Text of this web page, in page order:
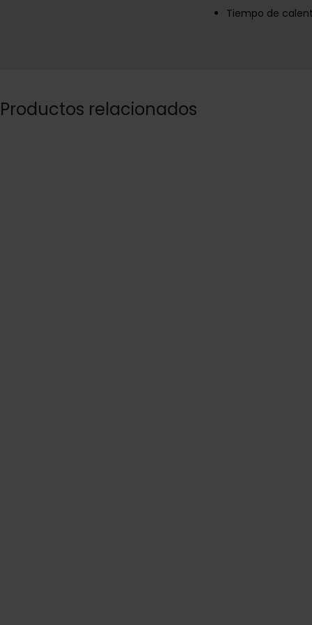
Tiempo de
Productos relacionados